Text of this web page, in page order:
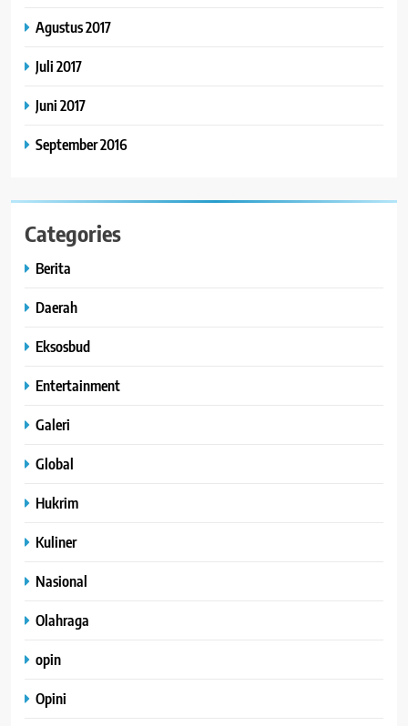
Agustus 2017
Juli 2017
Juni 2017
September 2016
Categories
Berita
Daerah
Eksosbud
Entertainment
Galeri
Global
Hukrim
Kuliner
Nasional
Olahraga
opin
Opini